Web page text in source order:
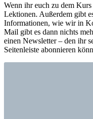
Wenn ihr euch zu dem
Lektionen. Außerdem gibt
Informationen, wie wir in
Mail gibt es dann nichts
einen Newsletter – den ihr
Seitenleiste abonnieren